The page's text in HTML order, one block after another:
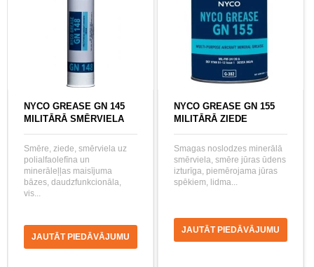
NYCO GREASE GN 145
MILITĀRĀ SMĒRVIELA
Smēre, ziede, smērviela uz
polialfaolefīna un
minerāleļļas maisījuma
bāzes, daudzfunkcionāla,
vis...
JAUTĀT PIEDĀVĀJUMU
NYCO GREASE GN 155
MILITĀRĀ ZIEDE
Smagas noslodzes minerālā
smērviela, smēre jūras ūdens
izturīga, piemērojama jūras
spēkiem, lidma...
JAUTĀT PIEDĀVĀJUMU